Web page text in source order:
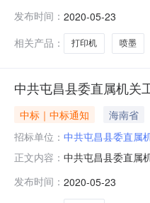
南迈克希盟商用科
发布时间： 2020-05-23
相关产品：
打印机 喷墨
中共屯昌县委直属机关
中标｜中标通知 海南省
招标单位： 中共屯昌县委直属
正文内容： 中共屯昌县委直属
牌：联想/
发布时间： 2020-05-23